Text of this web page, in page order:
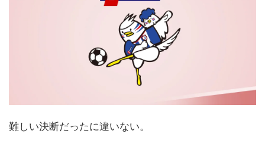
難しい決断だったに違いない。